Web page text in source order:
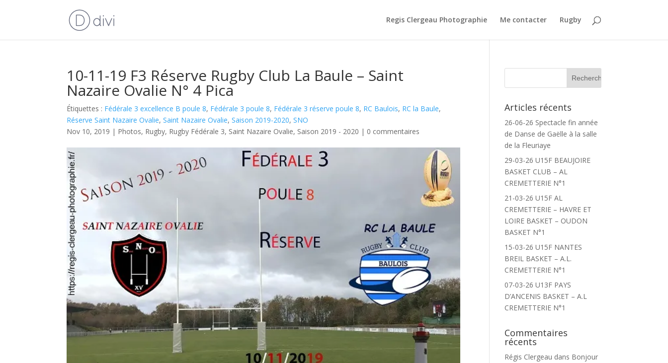
Regis Clergeau Photographie Me contacter Rugby
10-11-19 F3 Réserve Rugby Club La Baule – Saint
Nazaire Ovalie N° 4 Pica
Étiquettes : Fédérale 3 excellence B poule 8, Fédérale 3 poule 8, Fédérale 3 réserve poule 8, RC Baulois, RC la Baule,
Réserve Saint Nazaire Ovalie,Saint Nazaire Ovalie,Saison 2019-2020,SNO
Nov 10, 2019 | Photos, Rugby, Rugby Fédérale 3, Saint Nazaire Ovalie, Saison 2019 - 2020 | 0 commentaires
Articles récents
26-06-26 Spectacle fin année
de Danse de Gaëlle à la salle
de la Fleuriaye
29-03-26 U15F BEAUJOIRE
BASKET CLUB – AL
CREMETTERIE N°1
21-03-26 U15F AL
CREMETTERIE – HAVRE ET
LOIRE BASKET – OUDON
BASKET N°1
15-03-26 U15F NANTES
BREIL BASKET – A.L.
CREMETTERIE N°1
07-03-26 U13F PAYS
D’ANCENIS BASKET – A.L
CREMETTERIE N°1
Commentaires
récents
Régis Clergeau dans Bonjour